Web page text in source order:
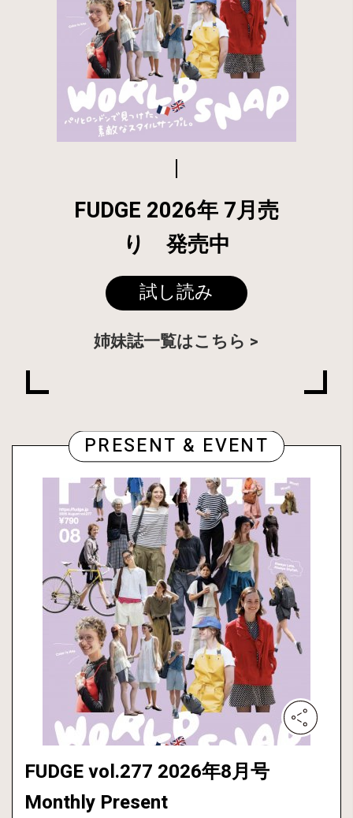
FUDGE 2026年 7月売
り 発売中
試し読み
姉妹誌一覧はこちら
PRESENT & EVENT
FUDGE vol.277 2026年8月号
Monthly Present